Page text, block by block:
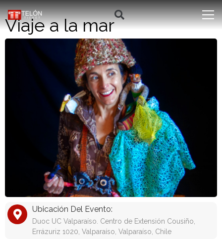
Viaje a la mar
Ubicación Del Evento:
Duoc UC Valparaíso. Centro de Extensión Cousiño,
Errázuriz 1020, Valparaíso, Valparaíso, Chile